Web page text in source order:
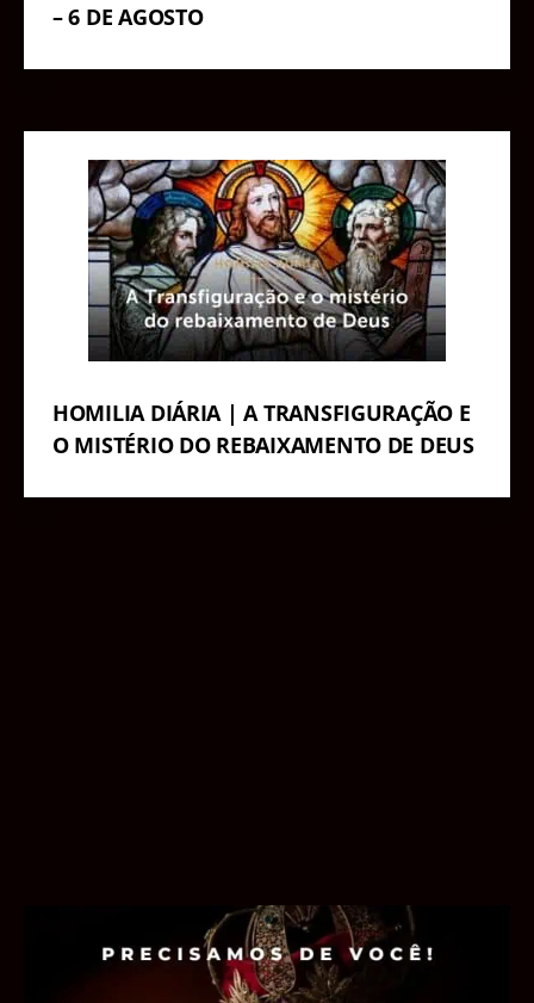
– 6 DE AGOSTO
HOMILIA DIÁRIA | A TRANSFIGURAÇÃO E
O MISTÉRIO DO REBAIXAMENTO DE DEUS